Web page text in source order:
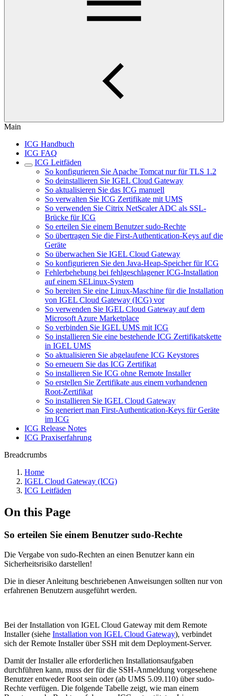
Main
ICG Handbuch
ICG FAQ
ICG Leitfäden
So konfigurieren Sie Apache Tomcat nur für TLS 1.2
So deinstallieren Sie IGEL Cloud Gateway
So aktualisieren Sie das ICG manuell
So verwalten Sie ICG Zertifikate mit UMS
So verwenden Sie Citrix NetScaler ADC als SSL-
Brücke für ICG
So erteilen Sie einem Benutzer sudo-Rechte
So übertragen Sie die First-Authentication-Keys auf die
Geräte
So überwachen Sie IGEL Cloud Gateway
So konfigurieren Sie den Java-Heap-Speicher für ICG
Fehlerbehebung bei fehlgeschlagener ICG-Installation
auf einem SELinux-System
So bereiten Sie eine Linux-Maschine für die Installation
von IGEL Cloud Gateway (ICG) vor
So verwenden Sie IGEL Cloud Gateway auf dem
Microsoft Azure Marketplace
So verbinden Sie IGEL UMS mit ICG
So installieren Sie eine bestehende ICG Zertifikatskette
in IGEL UMS
So aktualisieren Sie abgelaufene ICG Keystores
So erneuern Sie das ICG Zertifikat
So installieren Sie ICG ohne Remote Installer
So erstellen Sie Zertifikate aus einem vorhandenen
Root-Zertifikat
So installieren Sie IGEL Cloud Gateway
So generiert man First-Authentication-Keys für Geräte
im ICG
ICG Release Notes
ICG Praxiserfahrung
Breadcrumbs
Home
IGEL Cloud Gateway (ICG)
ICG Leitfäden
On this Page
So erteilen Sie einem Benutzer sudo-Rechte
Die Vergabe von sudo-Rechten an einen Benutzer kann ein
Sicherheitsrisiko darstellen!
Die in dieser Anleitung beschriebenen Anweisungen sollten nur von
erfahrenen Benutzern ausgeführt werden.
Bei der Installation von IGEL Cloud Gateway mit dem Remote
Installer (siehe Installation von IGEL Cloud Gateway), verbindet
sich der Remote Installer über SSH mit dem Deployment-Server.
Damit der Installer alle erforderlichen Installationsaufgaben
durchführen kann, muss der für die SSH-Anmeldung vorgesehene
Benutzer entweder Root sein oder (ab UMS 5.09.110) über sudo-
Rechte verfügen. Die folgende Tabelle zeigt, wie man einem